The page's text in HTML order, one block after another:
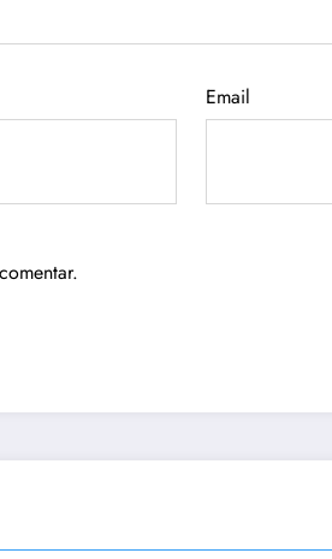
Email